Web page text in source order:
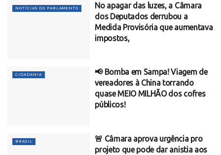
NOTÍCIAS DO PARLAMENTO
No apagar das luzes, a Câmara
dos Deputados derrubou a
Medida Provisória que aumentava
impostos,
CIDADANIA
📢 Bomba em Sampa! Viagem de
vereadores à China torrando
quase MEIO MILHÃO dos cofres
públicos!
BRASIL
🚨 Câmara aprova urgência pro
projeto que pode dar anistia aos